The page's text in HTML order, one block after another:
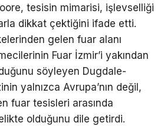
tesisin mimarisi, işlevselliği
dikkat çektiğini ifade etti.
gelen fuar alanı
Fuar İzmir’i yakından
söyleyen Dugdale-
yalnızca Avrupa’nın değil,
fuar tesisleri arasında
olduğunu dile getirdi.